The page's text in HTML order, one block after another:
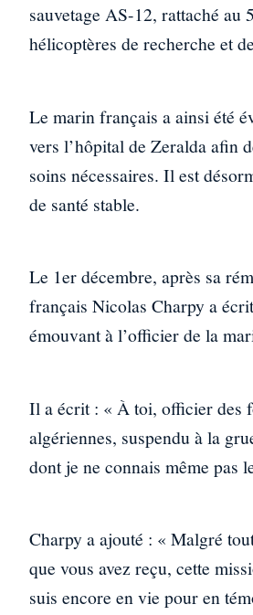
sauvetage AS-12, rattaché au
hélicoptères de recherche et
Le marin français a ainsi été
vers l’hôpital de Zeralda afin
soins nécessaires. Il est
de santé stable.
Le 1er décembre, après sa
français Nicolas Charpy a
émouvant à l’officier de la
Il a écrit : « À toi, officier des
algériennes, suspendu à la
dont je ne connais même pas
Charpy a ajouté : « Malgré
que vous avez reçu, cette
suis encore en vie pour en